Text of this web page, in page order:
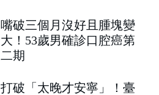
嘴破三個月沒好且腫塊變
大！53歲男確診口腔癌第
二期
打破「太晚才安寧」！臺